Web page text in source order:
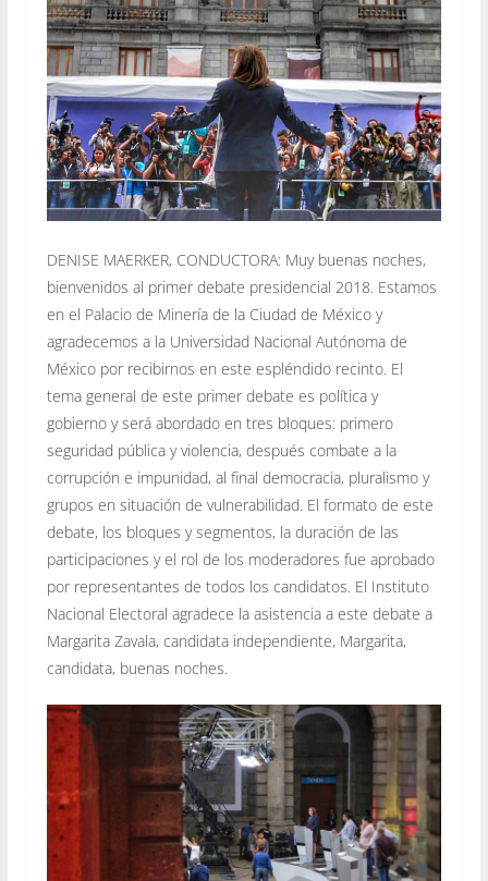
DENISE MAERKER, CONDUCTORA: Muy buenas noches,
bienvenidos al primer debate presidencial 2018. Estamos
en el Palacio de Minería de la Ciudad de México y
agradecemos a la Universidad Nacional Autónoma de
México por recibirnos en este espléndido recinto. El
tema general de este primer debate es política y
gobierno y será abordado en tres bloques: primero
seguridad pública y violencia, después combate a la
corrupción e impunidad, al final democracia, pluralismo y
grupos en situación de vulnerabilidad. El formato de este
debate, los bloques y segmentos, la duración de las
participaciones y el rol de los moderadores fue aprobado
por representantes de todos los candidatos. El Instituto
Nacional Electoral agradece la asistencia a este debate a
Margarita Zavala, candidata independiente, Margarita,
candidata, buenas noches.